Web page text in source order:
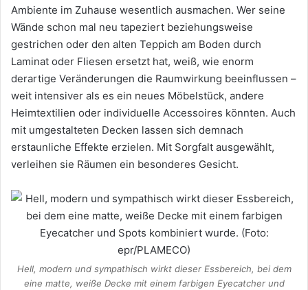
Ambiente im Zuhause wesentlich ausmachen. Wer seine
Wände schon mal neu tapeziert beziehungsweise
gestrichen oder den alten Teppich am Boden durch
Laminat oder Fliesen ersetzt hat, weiß, wie enorm
derartige Veränderungen die Raumwirkung beeinflussen –
weit intensiver als es ein neues Möbelstück, andere
Heimtextilien oder individuelle Accessoires könnten. Auch
mit umgestalteten Decken lassen sich demnach
erstaunliche Effekte erzielen. Mit Sorgfalt ausgewählt,
verleihen sie Räumen ein besonderes Gesicht.
Hell, modern und sympathisch wirkt dieser Essbereich, bei dem
eine matte, weiße Decke mit einem farbigen Eyecatcher und